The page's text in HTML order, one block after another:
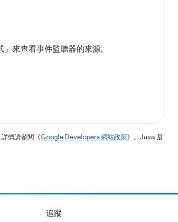
來查看事件監聽器的來源。
詳情請參閱《Google Developers 網站政策》。Java 是
追蹤